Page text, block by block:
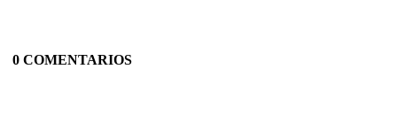
0 COMENTARIOS